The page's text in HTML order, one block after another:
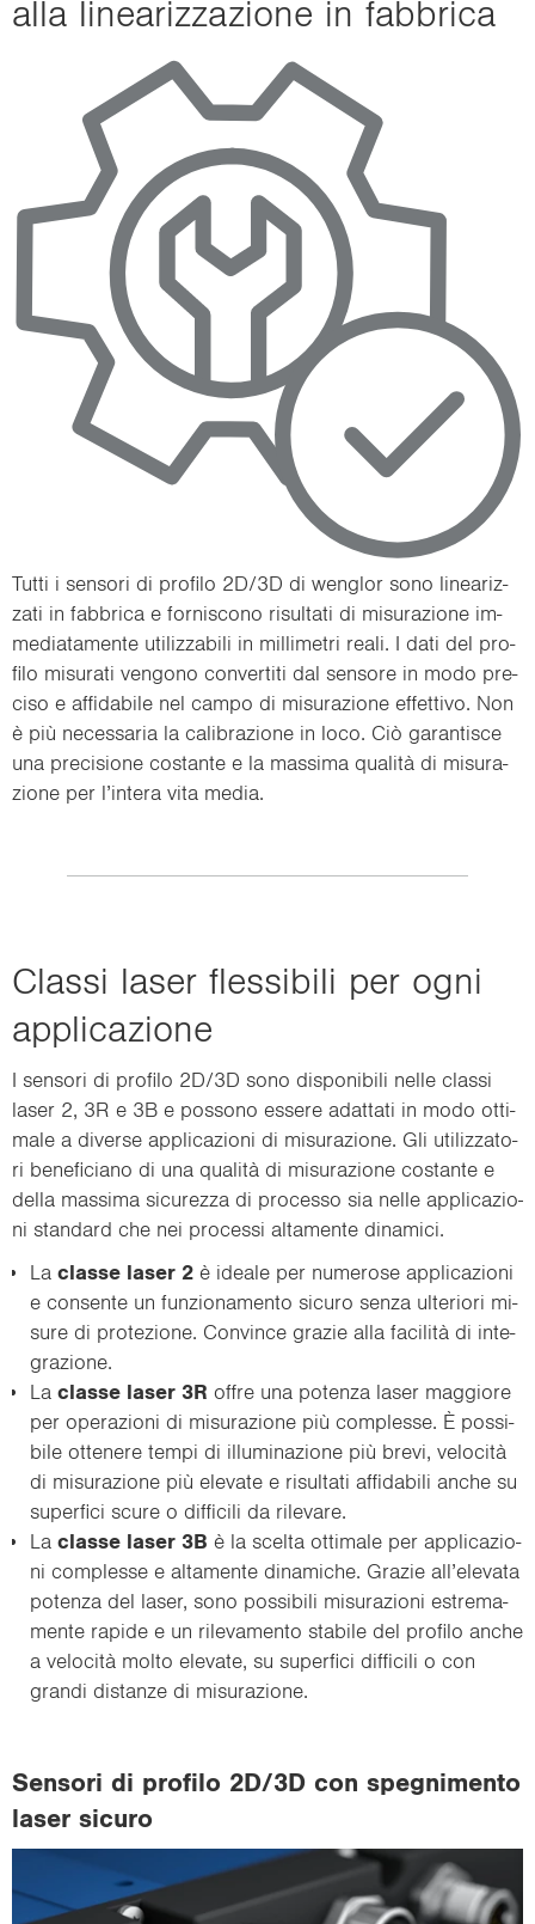
alla li­nea­riz­za­zio­ne in fab­bri­ca
Tutti i sen­so­ri di pro­fi­lo 2D/3D di wen­glor sono li­nea­riz­
za­ti in fab­bri­ca e for­ni­sco­no ri­sul­ta­ti di mi­su­ra­zio­ne im­
me­dia­ta­men­te uti­liz­za­bi­li in mil­li­me­tri reali. I dati del pro­
fi­lo mi­su­ra­ti ven­go­no con­ver­ti­ti dal sen­so­re in modo pre­
ci­so e af­fi­da­bi­le nel campo di mi­su­ra­zio­ne ef­fet­ti­vo. Non
è più ne­ces­sa­ria la ca­li­bra­zio­ne in loco. Ciò ga­ran­ti­sce
una pre­ci­sio­ne co­stan­te e la mas­si­ma qualità di mi­su­ra­
zio­ne per l’in­te­ra vita media.
Clas­si laser fles­si­bi­li per ogni
ap­pli­ca­zio­ne
I sen­so­ri di pro­fi­lo 2D/3D sono di­spo­ni­bi­li nelle clas­si
laser 2, 3R e 3B e pos­so­no es­se­re adat­ta­ti in modo ot­ti­
ma­le a di­ver­se ap­pli­ca­zio­ni di mi­su­ra­zio­ne. Gli uti­liz­za­to­
ri be­ne­fi­cia­no di una qualità di mi­su­ra­zio­ne co­stan­te e
della mas­si­ma si­cu­rez­za di pro­ces­so sia nelle ap­pli­ca­zio­
ni stan­dard che nei pro­ces­si al­ta­men­te di­na­mi­ci.
La clas­se laser 2 è idea­le per nu­me­ro­se ap­pli­ca­zio­ni
e con­sen­te un fun­zio­na­men­to si­cu­ro senza ul­te­rio­ri mi­
su­re di pro­te­zio­ne. Con­vin­ce gra­zie alla facilità di in­te­
gra­zio­ne.
La clas­se laser 3R offre una po­ten­za laser mag­gio­re
per ope­ra­zio­ni di mi­su­ra­zio­ne più com­ples­se. È pos­si­
bi­le ot­te­ne­re tempi di il­lu­mi­na­zio­ne più brevi, velocità
di mi­su­ra­zio­ne più ele­va­te e ri­sul­ta­ti af­fi­da­bi­li anche su
su­per­fi­ci scure o dif­fi­ci­li da ri­le­va­re.
La clas­se laser 3B è la scel­ta ot­ti­ma­le per ap­pli­ca­zio­
ni com­ples­se e al­ta­men­te di­na­mi­che. Gra­zie all’ele­va­ta
po­ten­za del laser, sono pos­si­bi­li mi­su­ra­zio­ni estre­ma­
men­te ra­pi­de e un ri­le­va­men­to sta­bi­le del pro­fi­lo anche
a velocità molto ele­va­te, su su­per­fi­ci dif­fi­ci­li o con
gran­di di­stan­ze di mi­su­ra­zio­ne.
Sen­so­ri di pro­fi­lo 2D/3D con spe­gni­men­to
laser si­cu­ro